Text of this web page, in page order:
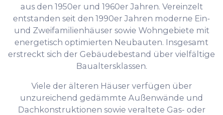
aus den 1950er und 1960er Jahren. Vereinzelt
entstanden seit den 1990er Jahren moderne Ein-
und Zweifamilienhäuser sowie Wohngebiete mit
energetisch optimierten Neubauten. Insgesamt
erstreckt sich der Gebäudebestand über vielfältige
Baualtersklassen.
Viele der älteren Häuser verfügen über
unzureichend gedämmte Außenwände und
Dachkonstruktionen sowie veraltete Gas- oder